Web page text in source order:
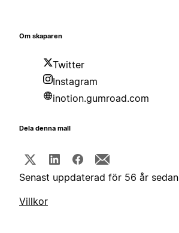
Om skaparen
Twitter
Instagram
inotion.gumroad.com
Dela denna mall
Senast uppdaterad för 56 år sedan
Villkor